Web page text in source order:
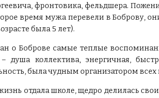
фронтовика, фельдшера.
время мужа перевели в Боброву,
была 5 лет).
о Боброве самые теплые
душа коллектива, энергичная,
была чудным организатором
отдала школе, щедро делилась